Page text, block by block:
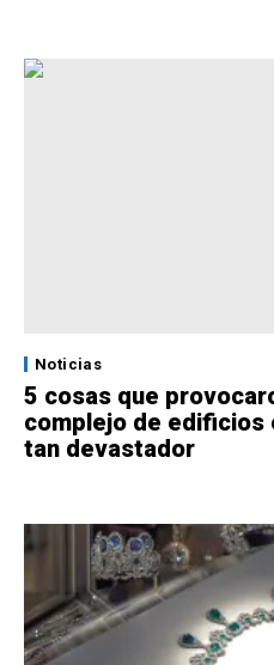
Noticias
5 cosas que
complejo de edificios
tan devastador